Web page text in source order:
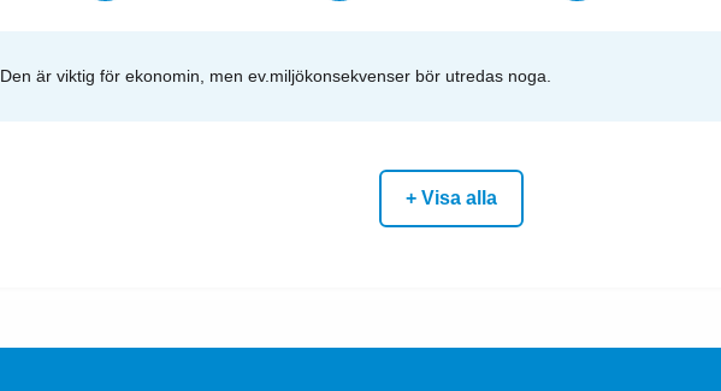
Den är viktig för ekonomin, men ev.miljökonsekvenser bör utredas noga.
+ Visa alla